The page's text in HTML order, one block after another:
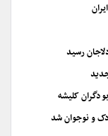
رسید
و نوجوان شد